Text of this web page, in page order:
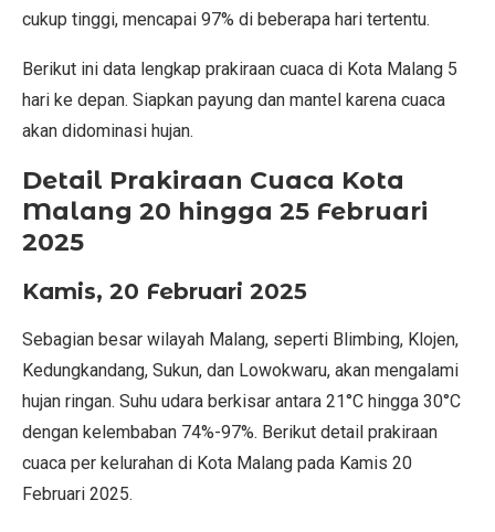
cukup tinggi, mencapai 97% di beberapa hari tertentu.
Berikut ini data lengkap prakiraan cuaca di Kota Malang 5
hari ke depan. Siapkan payung dan mantel karena cuaca
akan didominasi hujan.
Detail Prakiraan Cuaca Kota
Malang 20 hingga 25 Februari
2025
Kamis, 20 Februari 2025
Sebagian besar wilayah Malang, seperti Blimbing, Klojen,
Kedungkandang, Sukun, dan Lowokwaru, akan mengalami
hujan ringan. Suhu udara berkisar antara 21°C hingga 30°C
dengan kelembaban 74%-97%. Berikut detail prakiraan
cuaca per kelurahan di Kota Malang pada Kamis 20
Februari 2025.